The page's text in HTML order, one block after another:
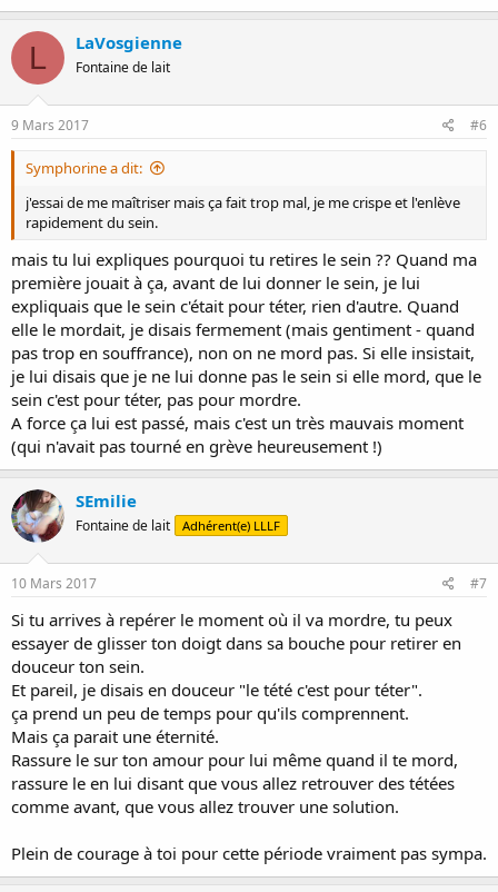
L LaVosgienne
Fontaine de lait
9 Mars 2017 #6
Symphorine a dit:
j'essai de me maîtriser mais ça fait trop mal, je me crispe et l'enlève
rapidement du sein.
mais tu lui expliques pourquoi tu retires le sein ?? Quand ma
première jouait à ça, avant de lui donner le sein, je lui
expliquais que le sein c'était pour téter, rien d'autre. Quand
elle le mordait, je disais fermement (mais gentiment - quand
pas trop en souffrance), non on ne mord pas. Si elle insistait,
je lui disais que je ne lui donne pas le sein si elle mord, que le
sein c'est pour téter, pas pour mordre.
A force ça lui est passé, mais c'est un très mauvais moment
(qui n'avait pas tourné en grève heureusement !)
SEmilie
Fontaine de lait Adhérent(e) LLLF
10 Mars 2017 #7
Si tu arrives à repérer le moment où il va mordre, tu peux
essayer de glisser ton doigt dans sa bouche pour retirer en
douceur ton sein.
Et pareil, je disais en douceur "le tété c'est pour téter".
ça prend un peu de temps pour qu'ils comprennent.
Mais ça parait une éternité.
Rassure le sur ton amour pour lui même quand il te mord,
rassure le en lui disant que vous allez retrouver des tétées
comme avant, que vous allez trouver une solution.
Plein de courage à toi pour cette période vraiment pas sympa.